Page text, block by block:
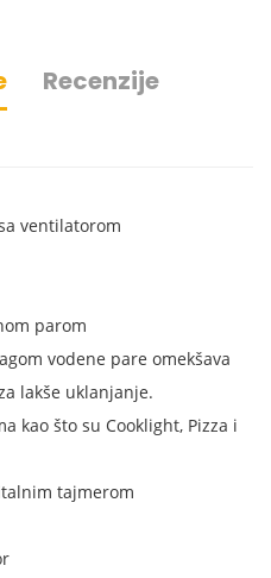
Recenzije
ventilatorom
parom
vodene pare omekšava
lakše uklanjanje.
kao što su Cooklight, Pizza i
tajmerom